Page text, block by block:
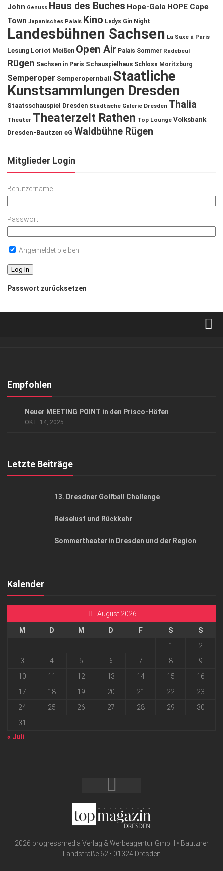
John Genuss Haus des Buches Hope-Gala HOPE Cape
Town Japanisches Palais Kino Ladys Gin Night
Landesbühnen Sachsen La Saxe à Paris
Lesung Loriot Meißen Open Air Palais Sommer Radebeul
Rügen Sachsen in Paris Schauspielhaus Schloss Moritzburg
Semperoper Semperopernball
Staatliche
Kunstsammlungen Dresden
Staatsschauspiel Dresden Städtische Galerie Dresden Thalia
Theater Theaterzelt Rathen Top Lounge Volksbank
Dresden-Bautzen eG Waldbühne Rügen
Mitglieder Login
Benutzername
Passwort
Angemeldet bleiben
Passwort zurücksetzen
Kontakt, Impressum
Empfohlen
Neuer MEETING POINT in den Prisco-Höfen
OKT. 14, 2025
Letzte Beiträge
13. Dresdner Golfball Challenge
Reiselust und Rückkehr
Sommertheater in Dresden und der Region
Kalender
August 2026
M D M D F S
S
1
2
3
4 5 6 7 8
9
10
11 12 13 14 15
16
17
18 19 20 21 22
23
24
25 26 27 28 29
30
31
« Juli
2026 progressmedia Verlag & Werbeagentur GmbH • Bautzner
Landstraße 62 • 01324 Dresden